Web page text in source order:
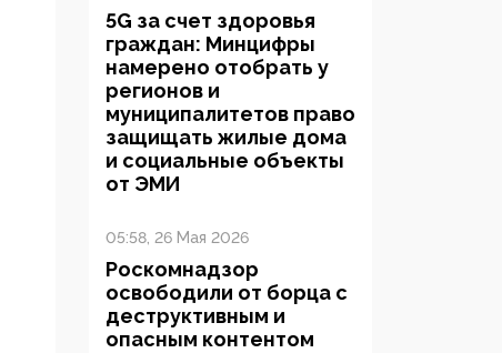
5G за счет здоровья
граждан: Минцифры
намерено отобрать у
регионов и
муниципалитетов право
защищать жилые дома
и социальные объекты
от ЭМИ
05:58, 26 Мая 2026
Роскомнадзор
освободили от борца с
деструктивным и
опасным контентом